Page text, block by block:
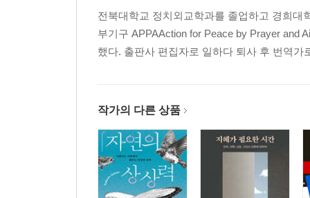
전북대학교 정치외교학과를 졸업하고 경희
부기구 APPAAction for Peace by Prayer and
했다. 출판사 편집자로 일하다 퇴사 후 번역
작가의 다른 상품